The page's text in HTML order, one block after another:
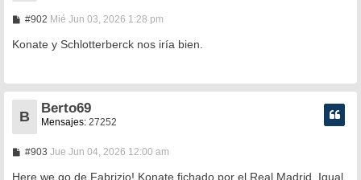
#902M
n
e
Mié Jun 03, 2026 1:28 pm
Konate y Schlotterberck nos iría bien.
B
Berto69
Mensajes: 27252
#903M
n
Jue Jun 04, 2026 12:00 am
Here we go de Fabrizio! Konate fichado por el Real Madrid. Igual